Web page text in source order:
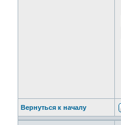
Вернуться к началу